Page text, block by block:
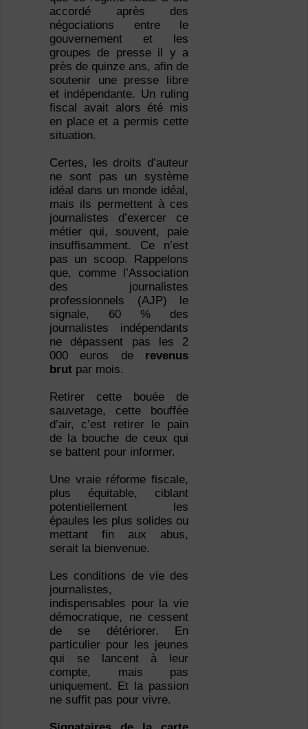
accordé après des
négociations entre le
gouvernement et les
groupes de presse il y a
près de quinze ans, afin de
soutenir une presse libre
et indépendante. Un ruling
fiscal avait alors été mis
en place et a permis cette
situation.
Certes, les droits d’auteur
ne sont pas un système
idéal dans un monde idéal,
mais ils permettent à ces
journalistes d’exercer ce
métier qui, souvent, paie
insuffisamment. Ce n’est
pas un scoop. Rappelons
que, comme l’Association
des journalistes
professionnels (AJP) le
signale, 60 % des
journalistes indépendants
ne dépassent pas les 2
000 euros de revenus
brutpar mois.
Retirer cette bouée de
sauvetage, cette bouffée
d’air, c’est retirer le pain
de la bouche de ceux qui
se battent pour informer.
Une vraie réforme fiscale,
plus équitable, ciblant
potentiellement les
épaules les plus solides ou
mettant fin aux abus,
serait la bienvenue.
Les conditions de vie des
journalistes,
indispensables pour la vie
démocratique, ne cessent
de se détériorer. En
particulier pour les jeunes
qui se lancent à leur
compte, mais pas
uniquement. Et la passion
ne suffit pas pour vivre.